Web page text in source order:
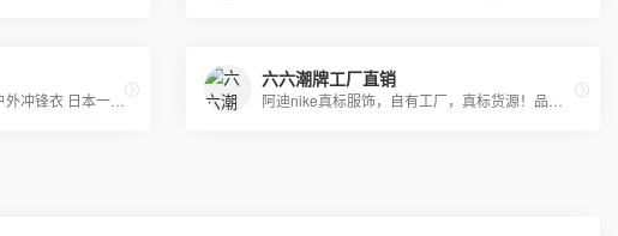
Adidas耐克运动套装羽绒服 户外冲锋衣 日本一线品牌潮牌，安德玛，彪马PUMA，Evisu福神，乔丹，supreme巴黎世家vans FILA各类品牌服装
六六潮牌工厂直销